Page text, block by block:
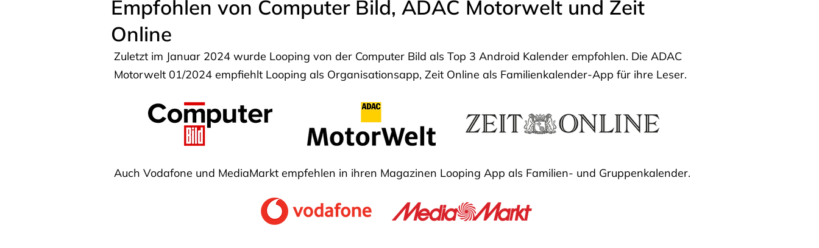
Empfohlen von Computer Bild, ADAC Motorwelt und Zeit
Online
Zuletzt im Januar 2024 wurde Looping von der Computer Bild als Top 3 Android Kalender empfohlen. Die ADAC
Motorwelt 01/2024 empfiehlt Looping als Organisationsapp, Zeit Online als Familienkalender-App für ihre Leser.
Auch Vodafone und MediaMarkt empfehlen in ihren Magazinen Looping App als Familien- und Gruppenkalender.